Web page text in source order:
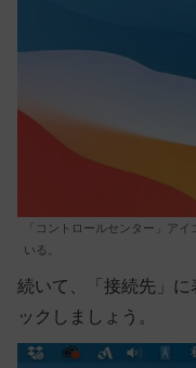
「コントロールセンター」ア
いる。
続いて、「接続先」
ックしましょう。